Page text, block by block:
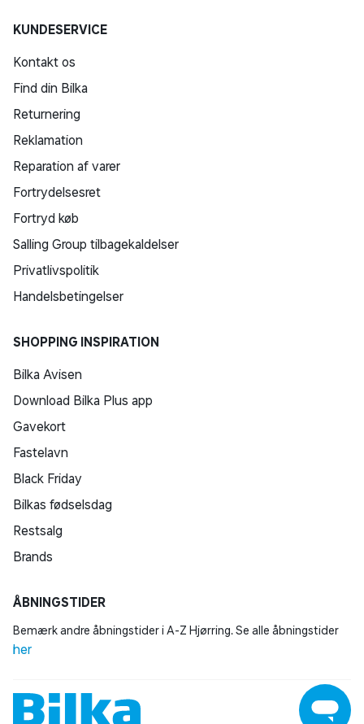
KUNDESERVICE
Kontakt os
Find din Bilka
Returnering
Reklamation
Reparation af varer
Fortrydelsesret
Fortryd køb
Salling Group tilbagekaldelser
Privatlivspolitik
Handelsbetingelser
SHOPPING INSPIRATION
Bilka Avisen
Download Bilka Plus app
Gavekort
Fastelavn
Black Friday
Bilkas fødselsdag
Restsalg
Brands
ÅBNINGSTIDER
Bemærk andre åbningstider i A-Z Hjørring. Se alle åbningstider
her